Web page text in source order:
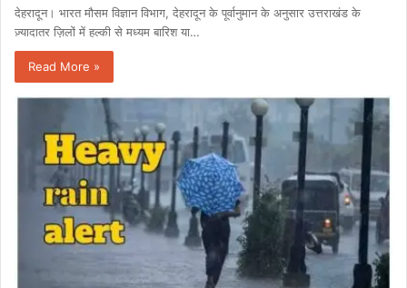
देहरादून। भारत मौसम विज्ञान विभाग, देहरादून के पूर्वानुमान के अनुसार उत्तराखंड के
ज़्यादातर ज़िलों में हल्की से मध्यम बारिश या…
Read More »